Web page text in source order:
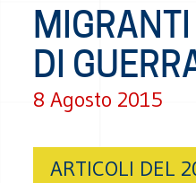
DI
8 Agosto 2015
ARTICOLI DEL